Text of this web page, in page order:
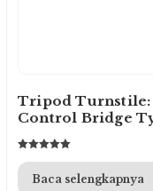
Tripod Turnstile:
Control Bridge
5.00
dari 5Baca selengkapnya